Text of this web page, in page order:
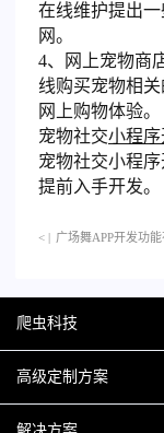
在线维护提出
网。
4、网上宠物商
线购买宠物相
网上购物体验。
宠物社交小程序
宠物社交小程
提前入手开发。
< |
爬虫科技
爬虫案例
关于爬虫
高级定制方案
H5互动营销